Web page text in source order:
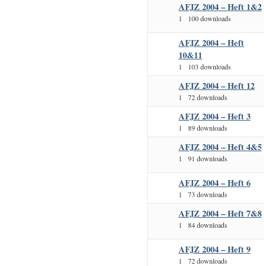
AFJZ 2004 – Heft 1&2
1 100 downloads
AFJZ 2004 – Heft
10&11
1 103 downloads
AFJZ 2004 – Heft 12
1 72 downloads
AFJZ 2004 – Heft 3
1 89 downloads
AFJZ 2004 – Heft 4&5
1 91 downloads
AFJZ 2004 – Heft 6
1 73 downloads
AFJZ 2004 – Heft 7&8
1 84 downloads
AFJZ 2004 – Heft 9
1 72 downloads